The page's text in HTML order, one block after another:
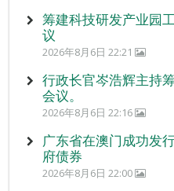
筹建科技研发产业园
议
2026年8月6日 22:21
行政长官岑浩辉主持
会议。
2026年8月6日 22:16
广东省在澳门成功发
府债券
2026年8月6日 22:00